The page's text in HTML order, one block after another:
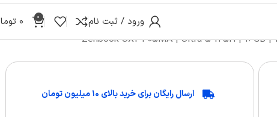
ورود / ثبت نام 0 ۰
ارسال رایگان برای خرید بالای ۱۰ میلیون تومان